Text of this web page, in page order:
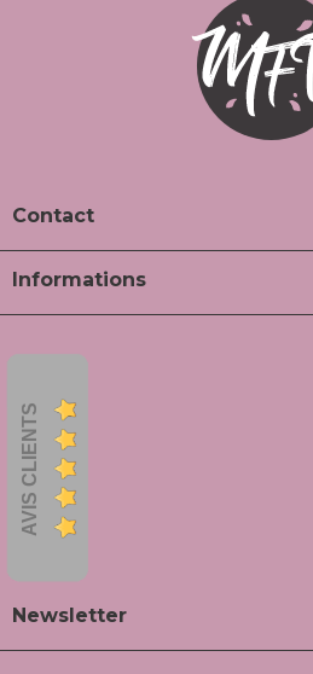
Contact
Informations
AVIS CLIENTS
Newsletter